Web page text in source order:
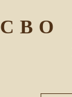
С В О